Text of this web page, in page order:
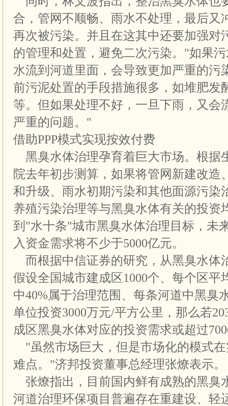
合，管网不顺畅、雨水不处理，最后又
再次被污染。并且在这其中还要加强对
的管理和处置，避免二次污染。"如果
水流到河道里面，会导致更加严重的污
前污泥处置的手段措施很多，如堆肥发
等。但如果处理不好，一旦下雨，又会
严重的问题。"
借助PPP模式实现按效付费
黑臭水体治理孕育着巨大市场。根据
院去年初步测算，如果将管网新建改造
和升级、雨水初期污染和其他面源污染
养殖污染治理等与黑臭水体有关的投资
到"水十条"城市黑臭水体治理目标，未
入资金需求将不少于5000亿元。
而根据中信证券的研究，从黑臭水体
假设全国城市建成区1000个、每个区平
中40%属于治理范围、每条河道中黑臭
单位投资3000万元/平方公里，那么若
成区黑臭水体对应的投资需求或超过
"虽然市场巨大，但是市场化的模式
难点。"济邦投资董事总经理张燎表示。
张燎指出，目前国内鲜有成熟的黑臭
河道治理环保项目普遍存在重建设、轻